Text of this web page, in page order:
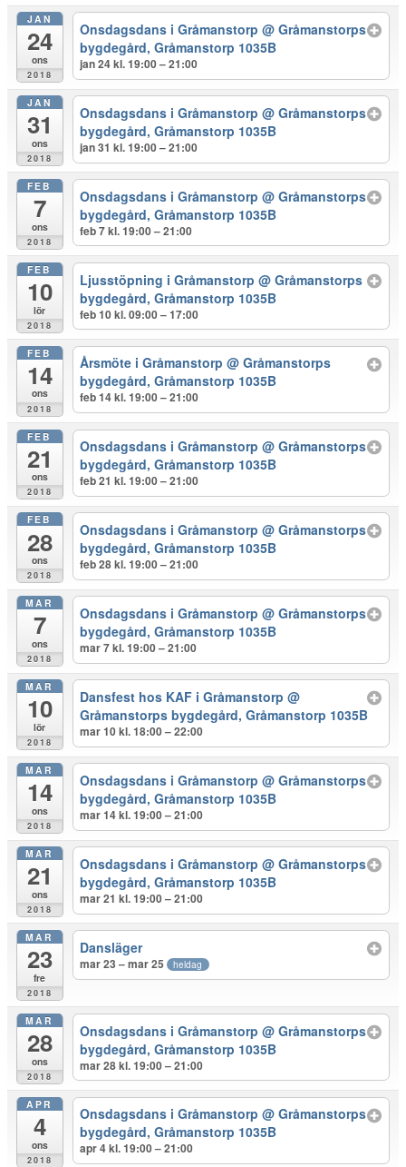
JAN
24
ons
2018
Onsdagsdans i Gråmanstorp@ Gråmanstorps
bygdegård, Gråmanstorp 1035B
jan 24 kl. 19:00 – 21:00
JAN
31
ons
2018
Onsdagsdans i Gråmanstorp@ Gråmanstorps
bygdegård, Gråmanstorp 1035B
jan 31 kl. 19:00 – 21:00
FEB
7
ons
2018
Onsdagsdans i Gråmanstorp@ Gråmanstorps
bygdegård, Gråmanstorp 1035B
feb 7 kl. 19:00 – 21:00
FEB
10
lör
2018
Ljusstöpning i Gråmanstorp@ Gråmanstorps
bygdegård, Gråmanstorp 1035B
feb 10 kl. 09:00 – 17:00
FEB
14
ons
2018
Årsmöte i Gråmanstorp@ Gråmanstorps
bygdegård, Gråmanstorp 1035B
feb 14 kl. 19:00 – 21:00
FEB
21
ons
2018
Onsdagsdans i Gråmanstorp@ Gråmanstorps
bygdegård, Gråmanstorp 1035B
feb 21 kl. 19:00 – 21:00
FEB
28
ons
2018
Onsdagsdans i Gråmanstorp@ Gråmanstorps
bygdegård, Gråmanstorp 1035B
feb 28 kl. 19:00 – 21:00
MAR
7
ons
2018
Onsdagsdans i Gråmanstorp@ Gråmanstorps
bygdegård, Gråmanstorp 1035B
mar 7 kl. 19:00 – 21:00
MAR
10
lör
2018
Dansfest hos KAF i Gråmanstorp@
Gråmanstorps bygdegård, Gråmanstorp 1035B
mar 10 kl. 18:00 – 22:00
MAR
14
ons
2018
Onsdagsdans i Gråmanstorp@ Gråmanstorps
bygdegård, Gråmanstorp 1035B
mar 14 kl. 19:00 – 21:00
MAR
21
ons
2018
Onsdagsdans i Gråmanstorp@ Gråmanstorps
bygdegård, Gråmanstorp 1035B
mar 21 kl. 19:00 – 21:00
MAR
23
fre
2018
Dansläger
mar 23 – mar 25 heldag
MAR
28
ons
2018
Onsdagsdans i Gråmanstorp@ Gråmanstorps
bygdegård, Gråmanstorp 1035B
mar 28 kl. 19:00 – 21:00
APR
4
ons
2018
Onsdagsdans i Gråmanstorp@ Gråmanstorps
bygdegård, Gråmanstorp 1035B
apr 4 kl. 19:00 – 21:00